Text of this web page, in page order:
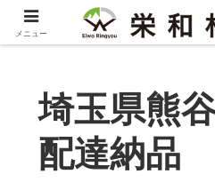
埼玉県熊
配達納品
メニュー